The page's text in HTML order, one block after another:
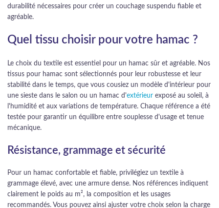
durabilité nécessaires pour créer un couchage suspendu fiable et
agréable.
Quel tissu choisir pour votre hamac ?
Le choix du textile est essentiel pour un hamac sûr et agréable. Nos
tissus pour hamac sont sélectionnés pour leur robustesse et leur
stabilité dans le temps, que vous cousiez un modèle d'intérieur pour
une sieste dans le salon ou un hamac d'extérieur exposé au soleil, à
l'humidité et aux variations de température. Chaque référence a été
testée pour garantir un équilibre entre souplesse d'usage et tenue
mécanique.
Résistance, grammage et sécurité
Pour un hamac confortable et fiable, privilégiez un textile à
grammage élevé, avec une armure dense. Nos références indiquent
clairement le poids au m², la composition et les usages
recommandés. Vous pouvez ainsi ajuster votre choix selon la charge